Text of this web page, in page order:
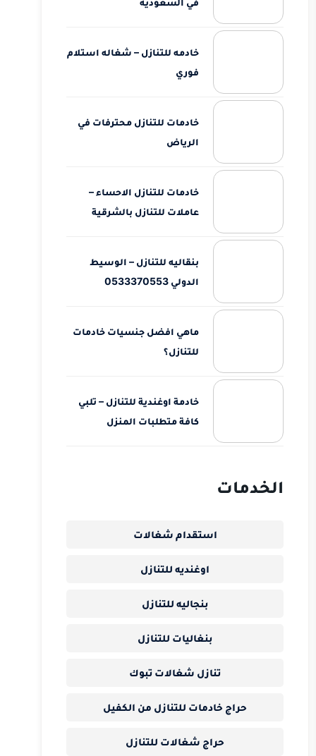
خادمه للتنازل – شغاله استلام
فوري
خادمات للتنازل محترفات في
الرياض
خادمات للتنازل الاحساء –
عاملات للتنازل بالشرقية
بنقاليه للتنازل – الوسيط
الدولي 0533370553
ماهي افضل جنسيات خادمات
للتنازل؟
خادمة اوغندية للتنازل – تلبي
كافة متطلبات المنزل
الخدمات
استقدام شغالات
اوغنديه للتنازل
بنجاليه للتنازل
بنغاليات للتنازل
تنازل شغالات تبوك
حراج خادمات للتنازل من الكفيل
حراج شغالات للتنازل